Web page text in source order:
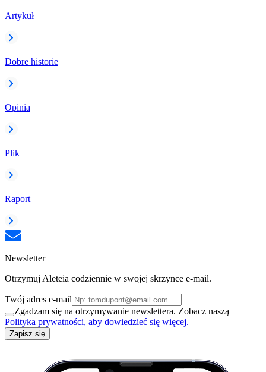
Artykuł
Dobre historie
Opinia
Plik
Raport
Newsletter
Otrzymuj Aleteia codziennie w swojej skrzynce e-mail.
Twój adres e-mail
Zgadzam się na otrzymywanie newslettera. Zobacz naszą
Polityka prywatności, aby dowiedzieć się więcej.
Zapisz się